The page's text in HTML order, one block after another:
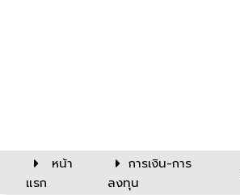
หน้า
แรก
การเงิน-การ
ลงทุน